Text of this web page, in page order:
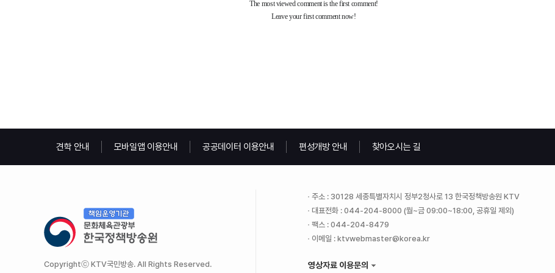
견학 안내 모바일앱 이용안내 공공데이터 이용안내 편성개방 안내 찾아오시는 길
Copyrightⓒ KTV국민방송. All Rights Reserved.
주소 : 30128 세종특별자치시 정부2청사로 13 한국정책방송원 KTV
대표전화 : 044-204-8000 (월~금 09:00~18:00, 공휴일 제외)
팩스 : 044-204-8479
이메일 : ktvwebmaster@korea.kr
영상자료 이용문의